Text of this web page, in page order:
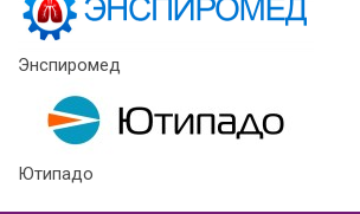
Энспиромед
Ютипадо